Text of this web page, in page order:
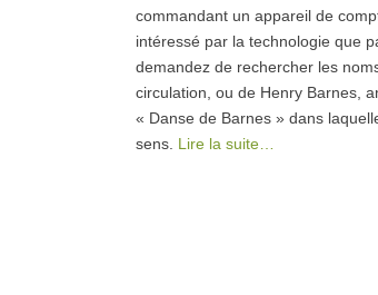
commandant un appareil de
intéressé par la technologie que
demandez de rechercher les
circulation, ou de Henry Barnes,
« Danse de Barnes » dans
sens. Lire la suite…